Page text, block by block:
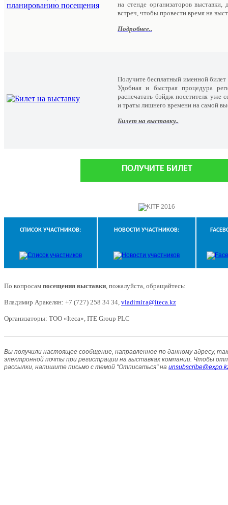
на стенде организаторов выставки,
встреч, чтобы провести время на
Подробнее..
Получите бесплатный именной
Удобная и быстрая процедура
распечатать бэйдж посетителя уже
и траты лишнего времени на самой
Билет на выставку..
ПОЛУЧИТЕ БИЛЕТ
СПИСОК УЧАСТНИКОВ: НОВОСТИ УЧАСТНИКОВ:
По вопросам посещения выставки, пожалуйста, обращайтесь:
Владимир Аракелян: +7 (727) 258 34 34, vladimir.a@iteca.kz
Организаторы: ТОО «Iteca», ITE Group PLC
Вы получили настоящее сообщение, направленное по данному адресу, так
электронной почты при регистрации на выставках компании. Чтобы
рассылки, напишите письмо с темой "Отписаться" на